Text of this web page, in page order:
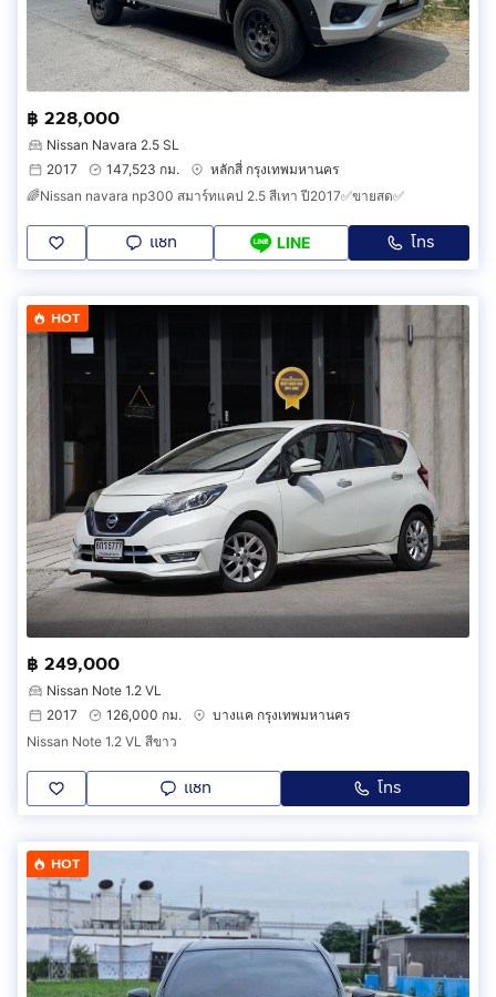
฿ 228,000
Nissan Navara 2.5 SL
2017
147,523 กม.
หลักสี่ กรุงเทพมหานคร
🌈Nissan navara np300 สมาร์ทแคป 2.5 สีเทา ปี2017✅ขายสด✅
แชท LINE โทร
HOT
฿ 249,000
Nissan Note 1.2 VL
2017
126,000 กม.
บางแค กรุงเทพมหานคร
Nissan Note 1.2 VL สีขาว
แชท โทร
HOT